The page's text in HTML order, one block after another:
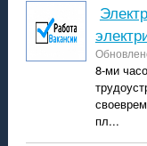
Электрослесарь по ремонту
8-ми
пл...